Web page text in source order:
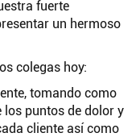
fuerte
un hermoso
colegas hoy:
tomando como
puntos de dolor y
cliente así como